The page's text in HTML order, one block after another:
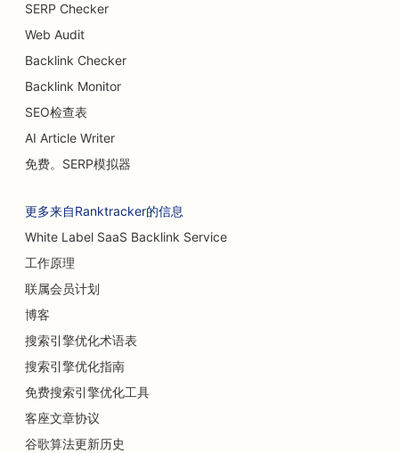
SERP Checker
Web Audit
Backlink Checker
Backlink Monitor
SEO检查表
AI Article Writer
免费。SERP模拟器
更多来自Ranktracker的信息
White Label SaaS Backlink Service
工作原理
联属会员计划
博客
搜索引擎优化术语表
搜索引擎优化指南
免费搜索引擎优化工具
客座文章协议
谷歌算法更新历史